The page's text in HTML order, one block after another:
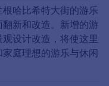
哈比希特大街的游乐
新和改造。新增的游
设计改造，将使这里
庭理想的游乐与休闲